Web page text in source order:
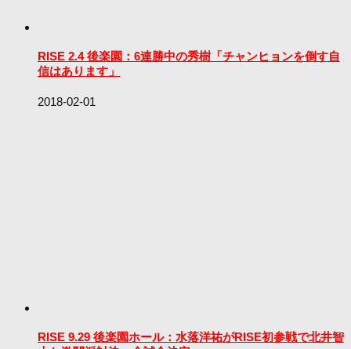
RISE 2.4 後楽園：6連勝中の秀樹「チャンヒョンを倒す自
信はあります」
2018-02-01
RISE 9.29 後楽園ホール：水落洋祐がRISE初参戦で北井智